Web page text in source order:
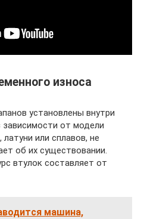
износа
установлены внутри
от модели
или сплавов, не
об их существовании.
втулок составляет от
машина,